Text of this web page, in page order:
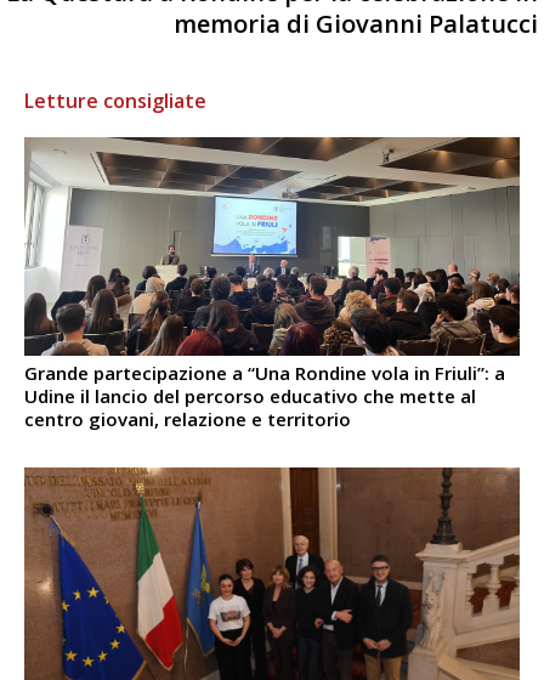
memoria di Giovanni Palatucci
Letture consigliate
Grande partecipazione a “Una Rondine vola in Friuli”: a
Udine il lancio del percorso educativo che mette al
centro giovani, relazione e territorio